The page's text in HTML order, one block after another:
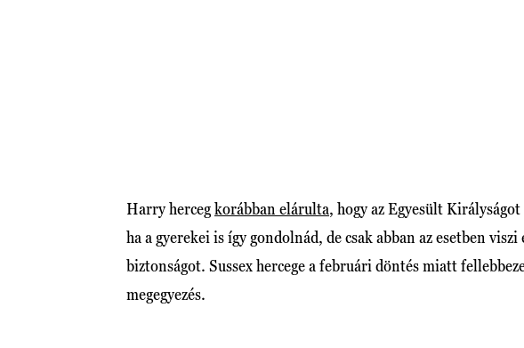
Harry hercegkorábban elárulta, hogy az Egyesült
ha a gyerekei is így gondolnád, de csak abban az esetben
biztonságot. Sussex hercege a februári döntés miatt
megegyezés.